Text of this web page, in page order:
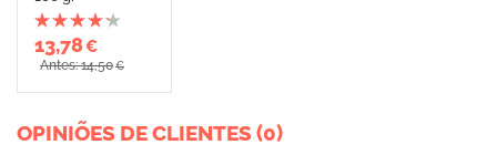
13,78€
Antes: 14,50€
OPINIÕES DE CLIENTES (0)